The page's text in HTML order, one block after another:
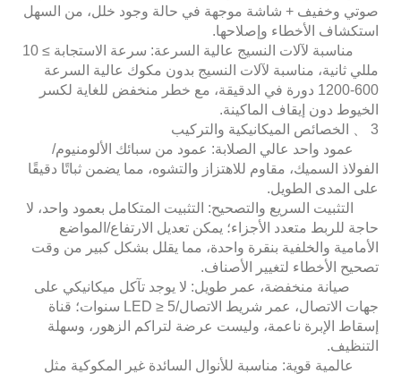
صوتي وخفيف + شاشة موجهة في حالة وجود خلل، من السهل
استكشاف الأخطاء وإصلاحها.
مناسبة لآلات النسيج عالية السرعة: سرعة الاستجابة ≥ 10
مللي ثانية، مناسبة لآلات النسيج بدون مكوك عالية السرعة
600-1200 دورة في الدقيقة، مع خطر منخفض للغاية لكسر
الخيوط دون إيقاف الماكينة.
3 、 الخصائص الميكانيكية والتركيب
عمود واحد عالي الصلابة: عمود من سبائك الألومنيوم/
الفولاذ السميك، مقاوم للاهتزاز والتشوه، مما يضمن ثباتًا دقيقًا
على المدى الطويل.
التثبيت السريع والتصحيح: التثبيت المتكامل بعمود واحد، لا
حاجة للربط متعدد الأجزاء؛ يمكن تعديل الارتفاع/المواضع
الأمامية والخلفية بنقرة واحدة، مما يقلل بشكل كبير من وقت
تصحيح الأخطاء لتغيير الأصناف.
صيانة منخفضة، عمر طويل: لا يوجد تآكل ميكانيكي على
جهات الاتصال، عمر شريط الاتصال/LED ≥ 5 سنوات؛ قناة
إسقاط الإبرة ناعمة، وليست عرضة لتراكم الزهور، وسهلة
التنظيف.
عالمية قوية: مناسبة للأنوال السائدة غير المكوكية مثل